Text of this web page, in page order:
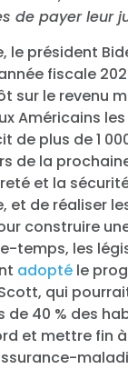
de payer leur
le président
fiscale
sur le revenu
Américains
de plus de 1
de la
et la
et de réaliser
construire
temps, les
adopté le
qui
de 40 % des
et mettre fin